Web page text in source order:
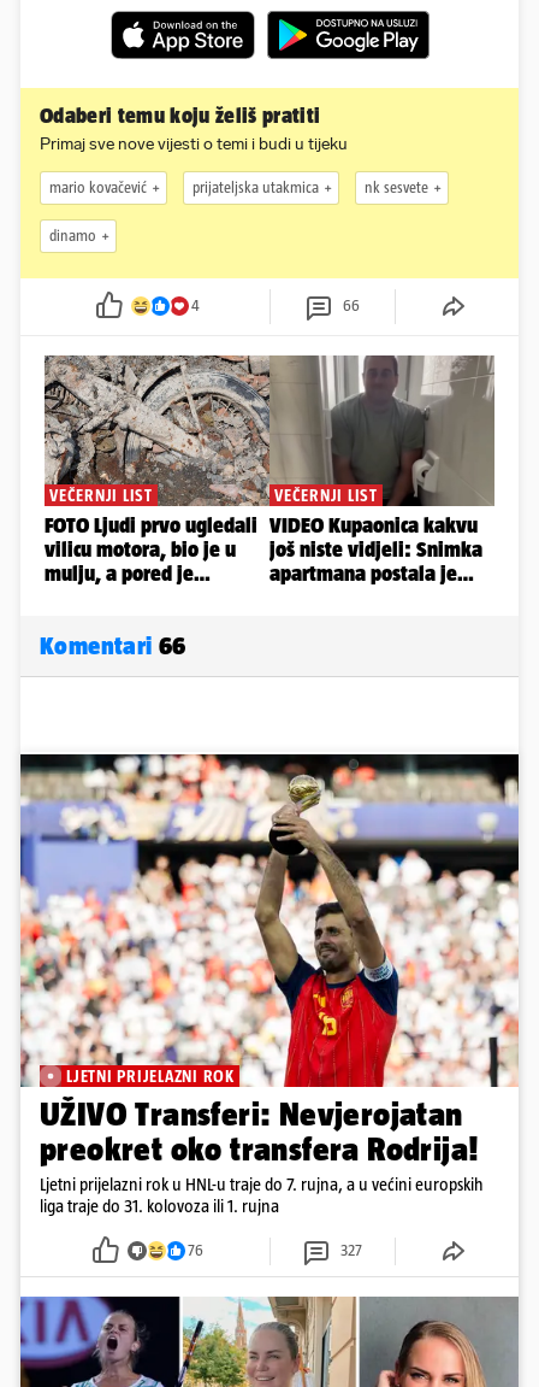
Odaberi temu koju želiš pratiti
Primaj sve nove vijesti o temi i budi u tijeku
mario kovačević prijateljska utakmica nk sesvete
dinamo
4 66
Komentari 66
LJETNI PRIJELAZNI ROK
UŽIVO Transferi: Nevjerojatan
preokret oko transfera Rodrija!
Ljetni prijelazni rok u HNL-u traje do 7. rujna, a u većini europskih
liga traje do 31. kolovoza ili 1. rujna
76 327